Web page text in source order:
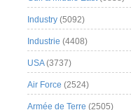
Industry (5092)
Industrie (4408)
USA(3737)
Air Force (2524)
Armée de Terre (2505)